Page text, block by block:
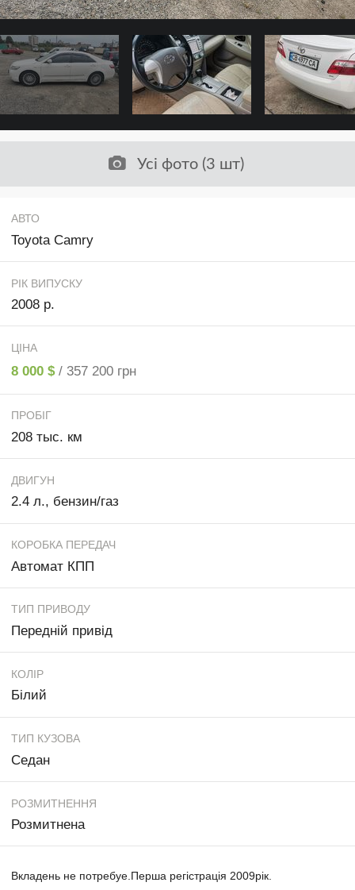
Усі фото (3 шт)
АВТО
Toyota Camry
РІК ВИПУСКУ
2008 р.
ЦІНА
8 000 $ / 357 200 грн
ПРОБІГ
208 тыс. км
ДВИГУН
2.4 л., бензин/газ
КОРОБКА ПЕРЕДАЧ
Автомат КПП
ТИП ПРИВОДУ
Передній привід
КОЛІР
Білий
ТИП КУЗОВА
Седан
РОЗМИТНЕННЯ
Розмитнена
Вкладень не потребуе.Перша регістрація 2009рік.